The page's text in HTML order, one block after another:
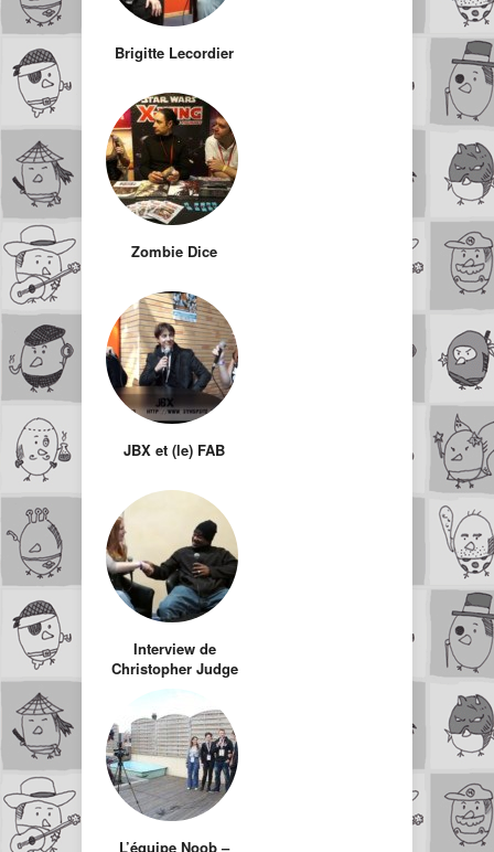
Brigitte Lecordier
Zombie Dice
JBX et (le) FAB
Interview de
Christopher Judge
L’équipe Noob –